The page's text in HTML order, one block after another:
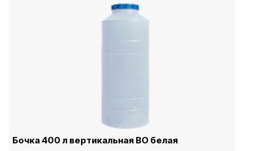
Бочка 400 л вертикальная ВО белая